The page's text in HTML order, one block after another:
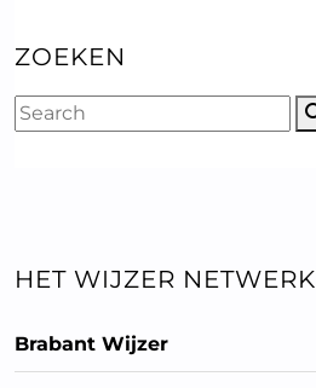
ZOEKEN
HET WIJZER NETWERK
Brabant Wijzer